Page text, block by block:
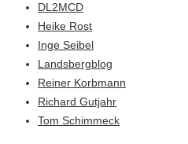
DL2MCD
Heike Rost
Inge Seibel
Landsbergblog
Reiner Korbmann
Richard Gutjahr
Tom Schimmeck